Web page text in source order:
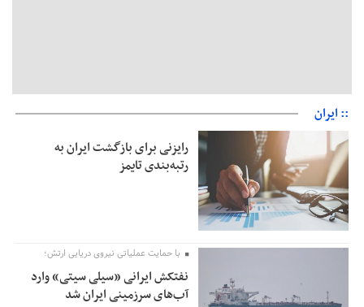
:: ایران
رایزنی برای بازگشت ایران به
رتبه‌بندی تایمز
با حمایت عملیاتی نیروی دریایی ارتش؛
نفتکش ایرانی «سیلی سیتی» وارد
آب‌های سرزمینی ایران شد